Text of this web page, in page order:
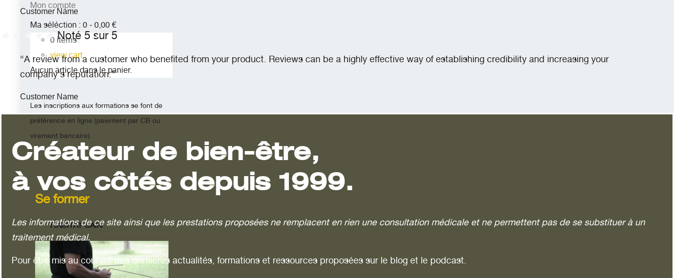
Mon compte
Ma séléction : 0 - 0,00 €
0 items
view cart
Aucun article dans le panier.
Les inscriptions aux formations se font de
préférence en ligne (paiement par CB ou
virement bancaire).
Se former
HABITAT SAIN
Customer Name
★ ★ Noté 5 sur 5
“A review from a customer who benefited from your product. Reviews can be a highly effective way of establishing credibility and increasing your
company's reputation.”
Customer Name
Créateur de bien-être,
à vos côtés depuis 1999.
Les informations de ce site ainsi que les prestations proposées ne remplacent en rien une consultation médicale et ne permettent pas de se substituer à un
traitement médical.
Pour être mis au courant des dernières actualités, formations et ressources proposées sur le blog et le podcast.